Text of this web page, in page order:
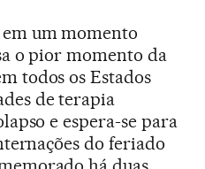
um momento
o pior momento da
todos os Estados
de terapia
e espera-se para
do feriado